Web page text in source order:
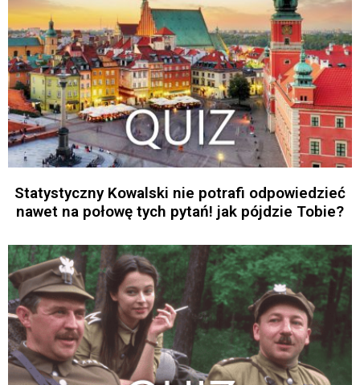
Statystyczny Kowalski nie potrafi odpowiedzieć
nawet na połowę tych pytań! jak pójdzie Tobie?